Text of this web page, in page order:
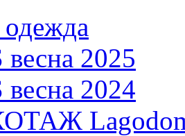
одежда
весна 2025
весна 2024